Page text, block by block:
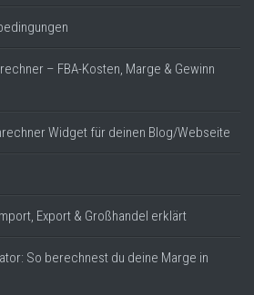
– FBA-Kosten, Marge & Gewinn
Widget für deinen Blog/Webseite
Export & Großhandel erklärt
So berechnest du deine Marge in